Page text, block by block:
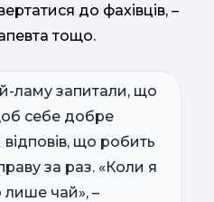
до фахівців, –
тощо.
ламу запитали, що
себе добре
відповів, що робить
за раз. «Коли я
чай», –